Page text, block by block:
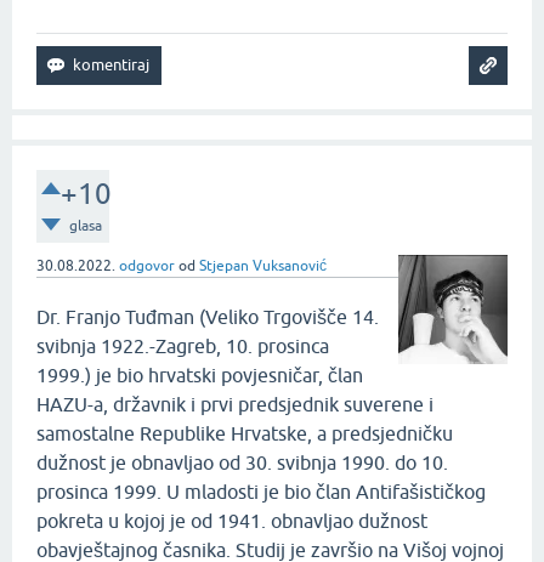
+10
glasa
30.08.2022. odgovor od Stjepan Vuksanović
Dr. Franjo Tuđman (Veliko Trgovišče 14.
svibnja 1922.-Zagreb, 10. prosinca
1999.) je bio hrvatski povjesničar, član
HAZU-a, državnik i prvi predsjednik suverene i
samostalne Republike Hrvatske, a predsjedničku
dužnost je obnavljao od 30. svibnja 1990. do 10.
prosinca 1999. U mladosti je bio član Antifašističkog
pokreta u kojoj je od 1941. obnavljao dužnost
obavještajnog časnika. Studij je završio na Višoj vojnoj